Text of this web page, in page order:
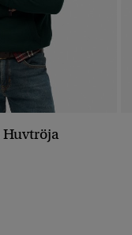
Huvtröja